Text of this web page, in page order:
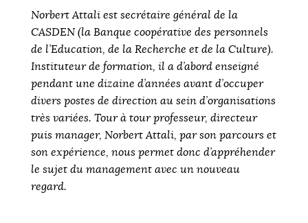
Norbert Attali est secrétaire général de la
CASDEN (la Banque coopérative des personnels
de l’Education, de la Recherche et de la Culture).
Instituteur de formation, il a d’abord enseigné
pendant une dizaine d’années avant d’occuper
divers postes de direction au sein d’organisations
très variées. Tour à tour professeur, directeur
puis manager, Norbert Attali, par son parcours et
son expérience, nous permet donc d’appréhender
le sujet du management avec un nouveau
regard.